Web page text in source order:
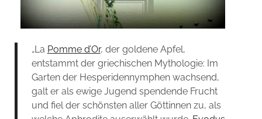
„La Pomme d’Or, der goldene Apfel,
entstammt der griechischen Mythologie: Im
Garten der Hesperidennymphen wachsend,
galt er als ewige Jugend spendende Frucht
und fiel der schönsten aller Göttinnen zu, als